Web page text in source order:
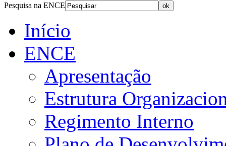
Pesquisa na ENCE
Início
ENCE
Apresentação
Estrutura
Regimento Interno